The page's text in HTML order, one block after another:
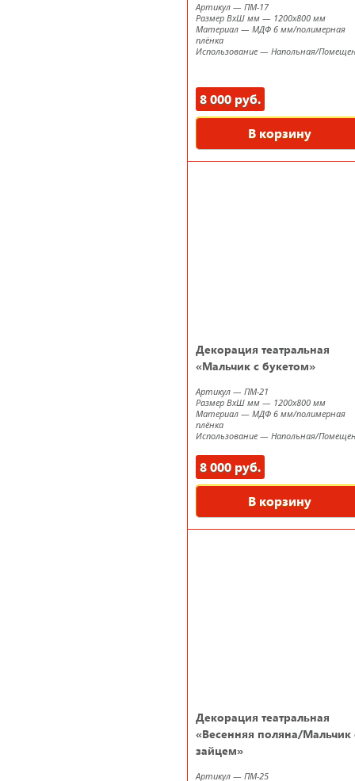
Артикул — ПМ-17
Размер ВxШ мм — 1200х800 мм
Материал — МДФ 6 мм/полимерная
плёнка
Использование — Напольная/
8 000 руб.
В корзину
Декорация театральная
«Мальчик с букетом»
Артикул — ПМ-21
Размер ВxШ мм — 1200х800 мм
Материал — МДФ 6 мм/полимерная
плёнка
Использование — Напольная/
8 000 руб.
В корзину
Декорация театральная
«Весенняя поляна/Мальчик
зайцем»
Артикул — ПМ-25